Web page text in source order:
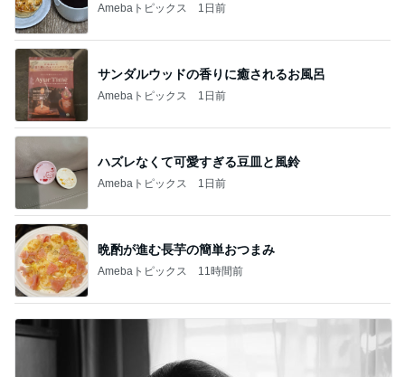
Amebaトピックス 1日前
サンダルウッドの香りに癒されるお風呂
Amebaトピックス 1日前
ハズレなくて可愛すぎる豆皿と風鈴
Amebaトピックス 1日前
晩酌が進む長芋の簡単おつまみ
Amebaトピックス 11時間前